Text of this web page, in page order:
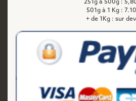
251g à 500g :
501g à 1 Kg :
+ de 1Kg : sur